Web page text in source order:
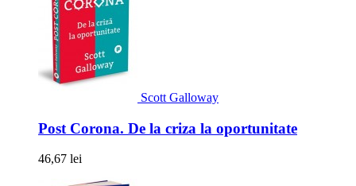
Scott Galloway
Post Corona. De la criza la oportunitate
46,67 lei